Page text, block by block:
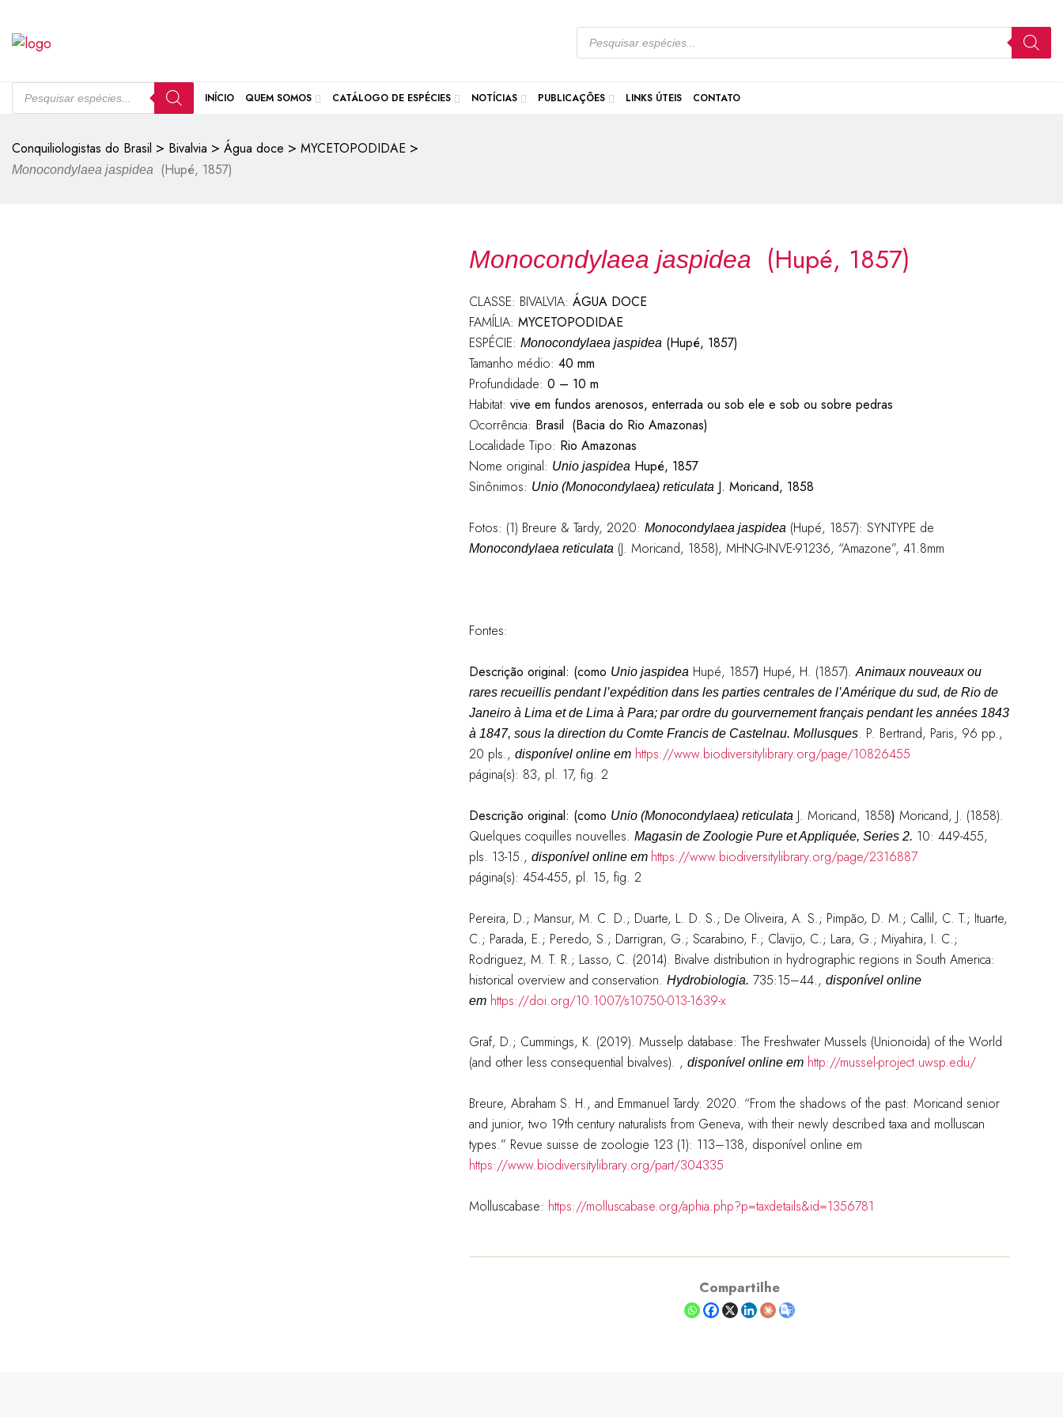
INÍCIO QUEM SOMOS CATÁLOGO DE ESPÉCIES NOTÍCIAS PUBLICAÇÕES LINKS ÚTEIS CONTATO
Conquiliologistas do Brasil > Bivalvia > Água doce > MYCETOPODIDAE >
Monocondylaea jaspidea (Hupé, 1857)
Monocondylaea jaspidea (Hupé, 1857)
CLASSE: BIVALVIA: ÁGUA DOCE
FAMÍLIA: MYCETOPODIDAE
ESPÉCIE: Monocondylaea jaspidea(Hupé, 1857)
Tamanho médio: 40 mm
Profundidade: 0 – 10 m
Habitat: vive em fundos arenosos, enterrada ou sob ele e sob ou sobre pedras
Ocorrência: Brasil (Bacia do Rio Amazonas)
Localidade Tipo: Rio Amazonas
Nome original: Unio jaspideaHupé, 1857
Sinônimos: Unio (Monocondylaea) reticulataJ. Moricand, 1858
Fotos: (1) Breure & Tardy, 2020: Monocondylaea jaspidea(Hupé, 1857): SYNTYPE de
Monocondylaea reticulata(J. Moricand, 1858), MHNG-INVE-91236, “Amazone”, 41.8mm
Fontes:
Descrição original: (como Unio jaspideaHupé, 1857) Hupé, H. (1857).Animaux nouveaux ou
rares recueillis pendant l’expédition dans les parties centrales de l’Amérique du sud, de Rio de
Janeiro à Lima et de Lima à Para; par ordre du gourvernement français pendant les années 1843
à 1847, sous la direction du Comte Francis de Castelnau. Mollusques. P. Bertrand, Paris, 96 pp.,
20 pls., disponível online em https://www.biodiversitylibrary.org/page/10826455
página(s): 83, pl. 17, fig. 2
Descrição original: (como Unio (Monocondylaea) reticulataJ. Moricand, 1858) Moricand, J. (1858).
Quelques coquilles nouvelles. Magasin de Zoologie Pure et Appliquée, Series 2. 10: 449-455,
pls. 13-15., disponível online em https://www.biodiversitylibrary.org/page/2316887
página(s): 454-455, pl. 15, fig. 2
Pereira, D.; Mansur, M. C. D.; Duarte, L. D. S.; De Oliveira, A. S.; Pimpão, D. M.; Callil, C. T.; Ituarte,
C.; Parada, E.; Peredo, S.; Darrigran, G.; Scarabino, F.; Clavijo, C.; Lara, G.; Miyahira, I. C.;
Rodriguez, M. T. R.; Lasso, C. (2014). Bivalve distribution in hydrographic regions in South America:
historical overview and conservation. Hydrobiologia. 735:15–44., disponível online
em https://doi.org/10.1007/s10750-013-1639-x
Graf, D.; Cummings, K. (2019). Musselp database: The Freshwater Mussels (Unionoida) of the World
(and other less consequential bivalves). , disponível online em http://mussel-project.uwsp.edu/
Breure, Abraham S. H., and Emmanuel Tardy. 2020. “From the shadows of the past: Moricand senior
and junior, two 19th century naturalists from Geneva, with their newly described taxa and molluscan
types.” Revue suisse de zoologie 123 (1): 113–138, disponível online em
https://www.biodiversitylibrary.org/part/304335
Molluscabase: https://molluscabase.org/aphia.php?p=taxdetails&id=1356781
Compartilhe